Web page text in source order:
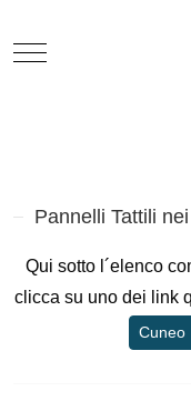
Mobile Menu Toggle
Pannelli Tattili
Qui sotto l´elenco
clicca su uno dei link
Cuneo